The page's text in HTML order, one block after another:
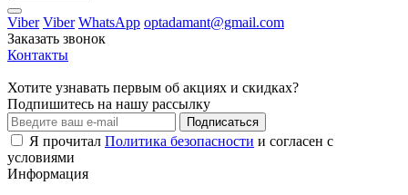
Viber Viber WhatsApp optadamant@gmail.com
Заказать звонок
Контакты
Хотите узнавать первым об акциях и скидках?
Подпишитесь на нашу рассылку
Подписаться
Я прочитал Политика безопасности и согласен с
условиями
Информация